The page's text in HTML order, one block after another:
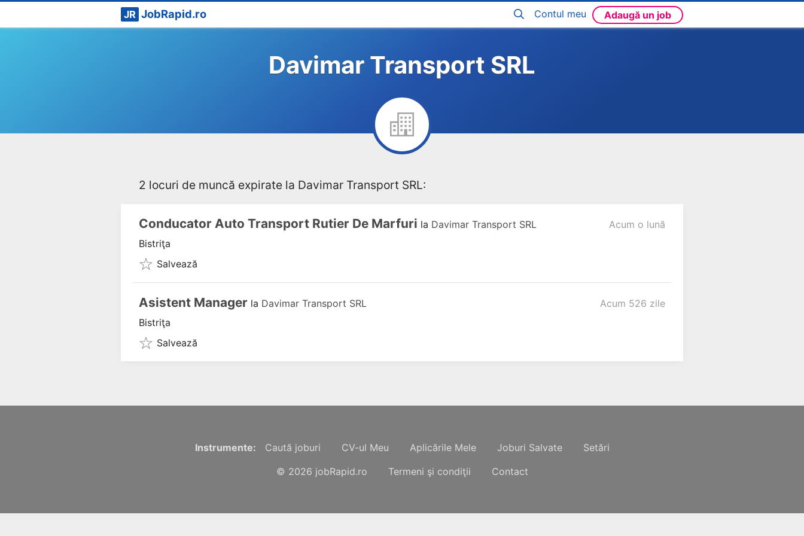
Contul meu Adaugă un job
JR JobRapid.ro
Davimar Transport SRL
2 locuri de muncă expirate la Davimar Transport SRL:
Acum o lună
Conducator Auto Transport Rutier De Marfuri la Davimar Transport SRL
Bistriţa
Salvează
Acum 526 zile
Asistent Manager la Davimar Transport SRL
Bistriţa
Salvează
Instrumente: Caută joburi CV-ul Meu Aplicările Mele Joburi Salvate
Setări
© 2026 jobRapid.ro Termeni şi condiţii Contact